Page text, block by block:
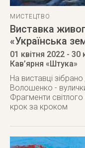
МИСТЕЦТВО
Виставка
«Українська
01 квітня 2022 - 30
Кав’ярня «Штука»
На виставці
Волошенко -
Фрагменти
крок за кроком